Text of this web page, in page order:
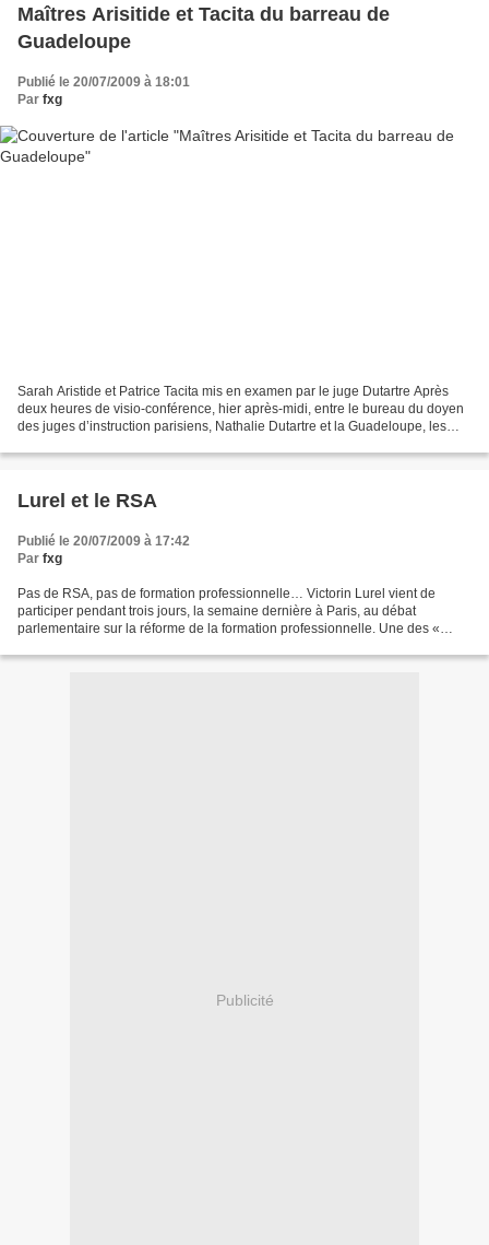
Maîtres Arisitide et Tacita du barreau de
Guadeloupe
Publié le 20/07/2009 à 18:01
Par fxg
Sarah Aristide et Patrice Tacita mis en examen par le juge Dutartre Après
deux heures de visio-conférence, hier après-midi, entre le bureau du doyen
des juges d’instruction parisiens, Nathalie Dutartre et la Guadeloupe, les
Lurel et le RSA
Publié le 20/07/2009 à 17:42
Par fxg
Pas de RSA, pas de formation professionnelle… Victorin Lurel vient de
participer pendant trois jours, la semaine dernière à Paris, au débat
parlementaire sur la réforme de la formation professionnelle. Une des «
Publicité